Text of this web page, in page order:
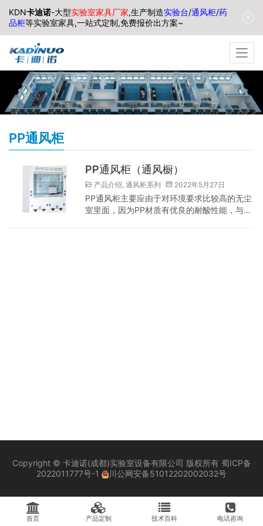
PP通风柜
PP通风柜（通风橱）
产品介绍 通风柜系列 2022年5月27日
PP通风柜主要应由于对环境要求比较高的无尘
室里面，因为PP材质有优良的耐酸性能，与全
Copyright © 卡迪诺(成都)实验室设备有限公司 版权所有 蜀ICP备
2022011777号-1
川公网安备51012202002032号
首页 产品定制 技术百科 电话咨询
KDN卡迪诺-大型实验室家具厂家,生产制造实验台/通风柜/药
品柜等实验室家具,一站式定制,免费报价出方案~